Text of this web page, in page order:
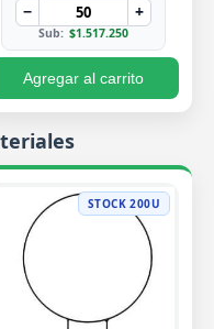
− +
Sub: $1.517.250
Agregar al carrito
STOCK 200U